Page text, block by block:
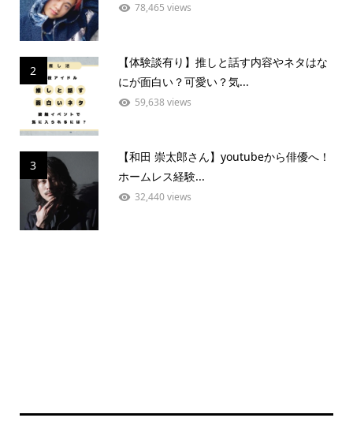
78,465 views
2
【体験談有り】推しと話す内容やネタはな
にが面白い？可愛い？気...
59,638 views
3
【和田 崇太郎さん】youtubeから俳優へ！
ホームレス経験...
32,440 views